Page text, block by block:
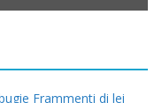
Frammenti di lei